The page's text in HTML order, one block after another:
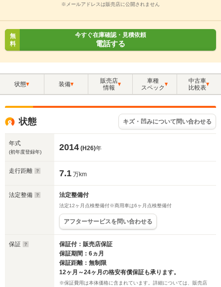
※メールアドレスは販売店に公開されません
無
料
今すぐ在庫確認・見積依頼
電話する
状態 装備
販売店
情報
車種
スペック
中古車
比較表
状態 キズ・凹みについて問い合わせる
年式
(初年度登録年) 2014 (H26)年
走行距離 7.1 万km
法定整備 法定整備付
法定12ヶ月点検整備付※商用車は6ヶ月点検整備付
アフターサービスを問い合わせる
保証
保証付：販売店保証
保証期間：6ヵ月
保証距離：無制限
12ヶ月～24ヶ月の格安有償保証も承ります。
※保証費用は本体価格に含まれています。詳細については、販売店